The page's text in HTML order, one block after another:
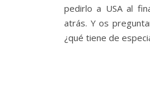
pedirlo a USA al
atrás. Y os
¿qué tiene de